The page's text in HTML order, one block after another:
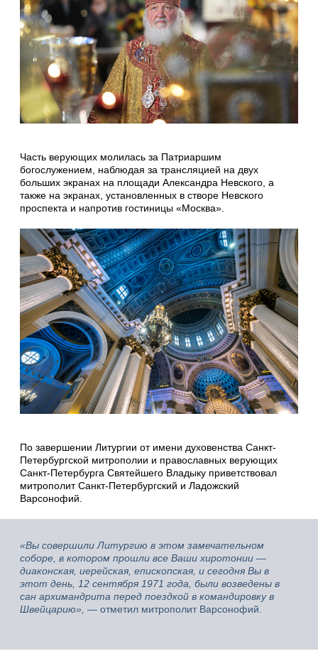
Часть верующих молилась за Патриаршим
богослужением, наблюдая за трансляцией на двух
больших экранах на площади Александра Невского, а
также на экранах, установленных в створе Невского
проспекта и напротив гостиницы «Москва».
По завершении Литургии от имени духовенства Санкт-
Петербургской митрополии и православных верующих
Санкт-Петербурга Святейшего Владыку приветствовал
митрополит Санкт-Петербургский и Ладожский
Варсонофий.
«Вы совершили Литургию в этом замечательном
соборе, в котором прошли все Ваши хиротонии —
диаконская, иерейская, епископская, и сегодня Вы в
этот день, 12 сентября 1971 года, были возведены в
сан архимандрита перед поездкой в командировку в
Швейцарию», — отметил митрополит Варсонофий.